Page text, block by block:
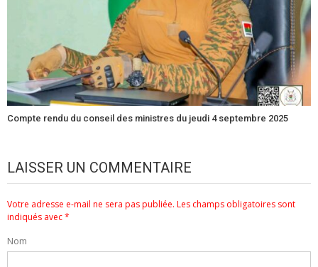
Compte rendu du conseil des ministres du jeudi 4 septembre 2025
LAISSER UN COMMENTAIRE
Votre adresse e-mail ne sera pas publiée. Les champs obligatoires sont
indiqués avec*
Nom